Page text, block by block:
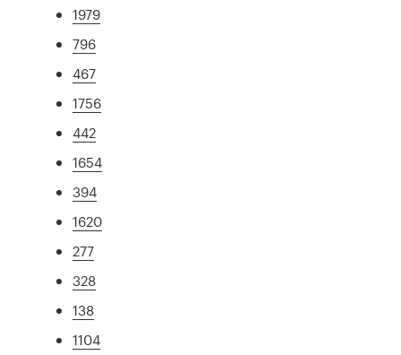
1979
796
467
1756
442
1654
394
1620
277
328
138
1104